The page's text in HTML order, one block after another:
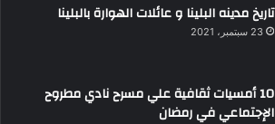
تاريخ مدينه البلينا و عائلات الهوارة بالبلينا
23 سبتمبر، 2021
10 أمسيات ثقافية علي مسرح نادي مطروح
الإجتماعي في رمضان